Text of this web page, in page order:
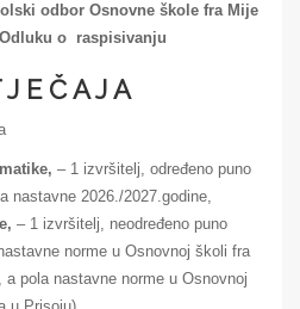
odbor Osnovne škole fra Mije
o raspisivanju
J E Č A J A
– 1 izvršitelj, određeno puno
nastavne 2026./2027.godine,
– 1 izvršitelj, neodređeno puno
norme u Osnovnoj školi fra
a pola nastavne norme u Osnovnoj